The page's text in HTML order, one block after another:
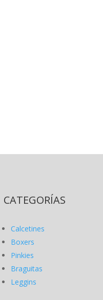
CATEGORÍAS
Calcetines
Boxers
Pinkies
Braguitas
Leggins